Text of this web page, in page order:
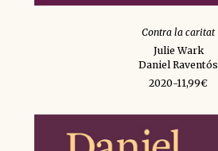
Contra la caritat
Julie Wark
Daniel Raventós
2020-11,99€